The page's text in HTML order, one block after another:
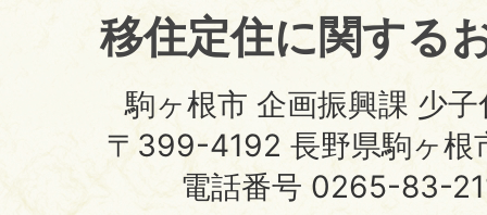
サ
ト
移住定住に関する
駒ヶ根市 企画振興課 少
〒399-4192 長野県駒ヶ根
電話番号 0265-83-